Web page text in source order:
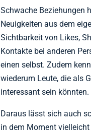
Schwache Beziehungen
Neuigkeiten aus dem
Sichtbarkeit von Likes,
Kontakte bei anderen
einen selbst. Zudem
wiederum Leute, die als
interessant sein könnten.
Daraus lässt sich auch
in dem Moment